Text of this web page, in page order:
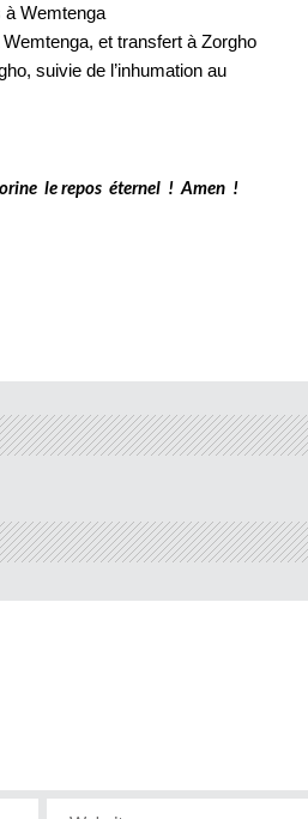
à Wemtenga
et transfert à Zorgho
suivie de l’inhumation au
le repos éternel ! Amen !